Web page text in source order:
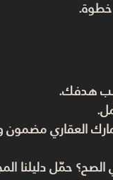
هدفك.
العقاري مضمون
الصح؟ حمّل